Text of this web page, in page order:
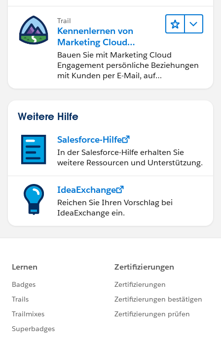
Trail
Kennenlernen von
Marketing Cloud
Engagement
Bauen Sie mit Marketing Cloud
Engagement persönliche Beziehungen
mit Kunden per E-Mail, auf
Weitere Hilfe
Salesforce-Hilfe
In der Salesforce-Hilfe erhalten Sie
weitere Ressourcen und Unterstützung.
IdeaExchange
Reichen Sie Ihren Vorschlag bei
IdeaExchange ein.